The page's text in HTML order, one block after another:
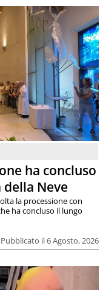
ha concluso
della Neve
Pubblicato il 6 Agosto, 2026
la processione con
ha concluso il lungo